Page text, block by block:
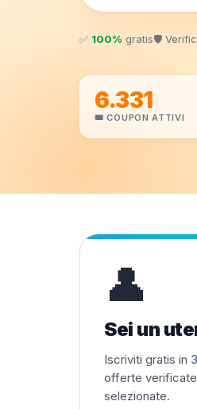
✅ 100% gratis🛡️
6.331
🎟️ COUPON ATTIVI
👤
Sei un
Iscriviti gratis in
offerte
selezionate.